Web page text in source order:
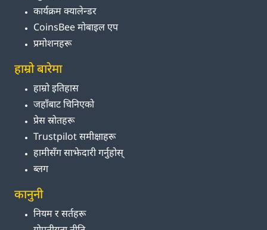
कार्यक्रम क्यालेन्डर
CoinsBee मोबाइल एप
प्रमोशनहरू
हाम्रो बारेमा
हाम्रो इतिहास
जहाँबाट चिनिएको
प्रेस स्रोतहरू
Trustpilot समीक्षाहरू
हामीसँग साझेदारी गर्नुहोस्
ब्लग
कानुनी
नियम र सर्तहरू